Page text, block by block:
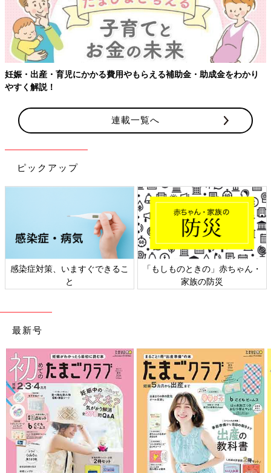
妊娠・出産・育児にかかる費用やもらえる補助金・助成金をわかり
やすく解説！
連載一覧へ
ピックアップ
感染症対策、いますぐできるこ
と
「もしものときの」赤ちゃん・
家族の防災
最新号